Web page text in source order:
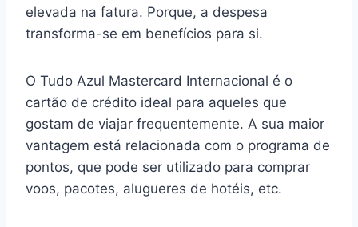
elevada na fatura. Porque, a despesa
transforma-se em benefícios para si.
O Tudo Azul Mastercard Internacional é o
cartão de crédito ideal para aqueles que
gostam de viajar frequentemente. A sua maior
vantagem está relacionada com o programa de
pontos, que pode ser utilizado para comprar
voos, pacotes, alugueres de hotéis, etc.